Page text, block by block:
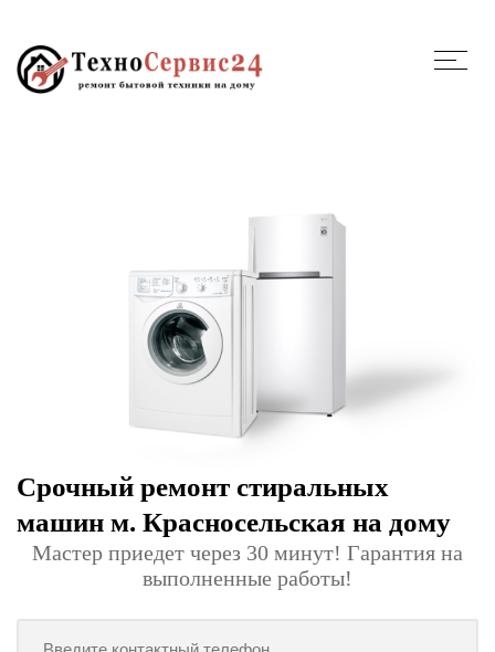
Срочный ремонт стиральных
машин м. Красносельская на дому
Мастер приедет через 30 минут! Гарантия на